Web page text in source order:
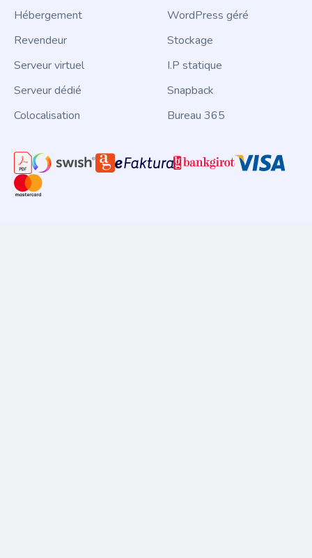
Hébergement
Revendeur
Serveur virtuel
Serveur dédié
Colocalisation
WordPress géré
Stockage
I.P statique
Snapback
Bureau 365